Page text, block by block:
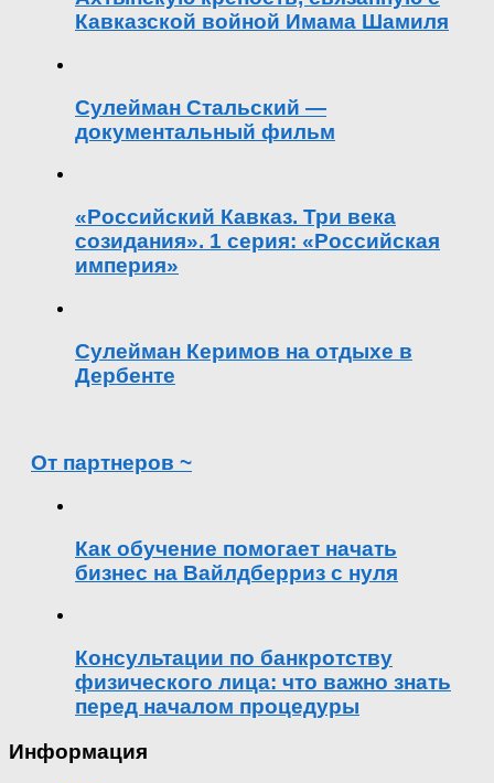
Кавказской войной Имама Шамиля
Сулейман Стальский —
документальный фильм
«Российский Кавказ. Три века
созидания». 1 серия: «Российская
империя»
Сулейман Керимов на отдыхе в
Дербенте
От партнеров ~
Как обучение помогает начать
бизнес на Вайлдберриз с нуля
Консультации по банкротству
физического лица: что важно знать
перед началом процедуры
Информация